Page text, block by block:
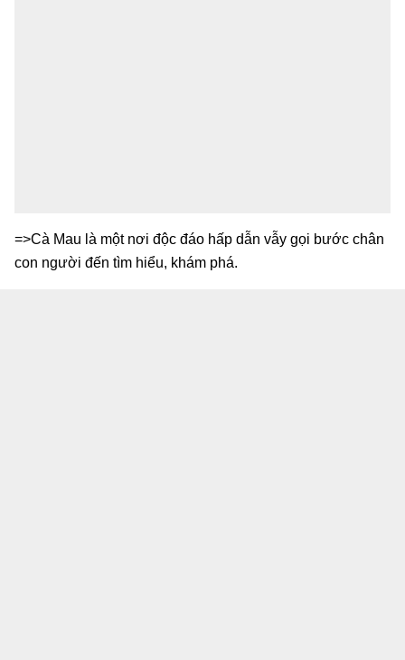
=>Cà Mau là một nơi độc đáo hấp dẫn vẫy gọi bước chân
con người đến tìm hiểu, khám phá.